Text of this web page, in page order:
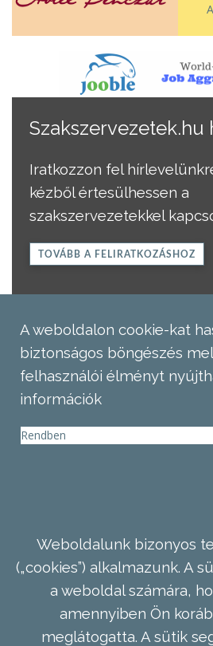
Szakszervezetek.hu
Iratkozzon fel
kézből értesülhessen a
szakszervezetekkel
TOVÁBB A FELIRATKOZÁSHOZ
A weboldalon cookie-kat
biztonságos böngészés
felhasználói élményt
információk
Rendben
Weboldalunk bizonyos
(„cookies”) alkalmazunk. A
a weboldal számára,
amennyiben Ön
meglátogatta. A sütik